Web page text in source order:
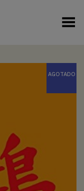
Menú Alterno
AGOTADO